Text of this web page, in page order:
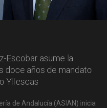
Escobar asume la
doce años de mandato
Yllescas
de Andalucía (ASIAN) inicia